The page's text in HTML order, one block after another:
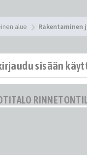
alue Rakentaminen
sisään